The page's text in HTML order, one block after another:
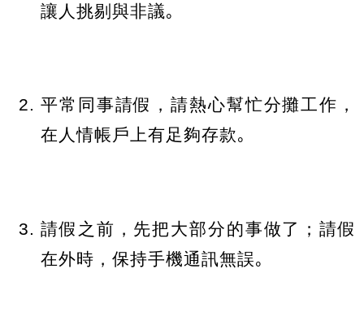
讓人挑剔與非議｡
平常同事請假，請熱心幫忙分攤工作，
在人情帳戶上有足夠存款｡
請假之前，先把大部分的事做了；請假
在外時，保持手機通訊無誤｡